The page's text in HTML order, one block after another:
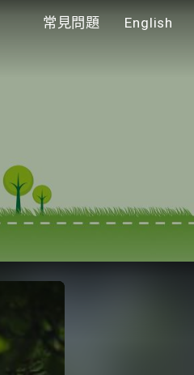
常見問題 English